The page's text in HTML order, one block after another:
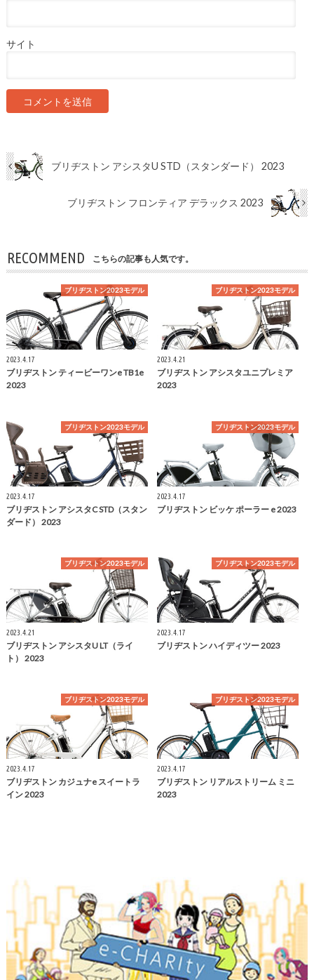
サイト
ブリヂストン アシスタU STD（スタンダード） 2023
ブリヂストン フロンティア デラックス 2023
RECOMMEND こちらの記事も人気です。
ブリヂストン2023モデル
2023.4.17
ブリヂストン ティービーワンe TB1e
2023
ブリヂストン2023モデル
2023.4.21
ブリヂストン アシスタユニプレミア
2023
ブリヂストン2023モデル
2023.4.17
ブリヂストン アシスタC STD（スタン
ダード） 2023
ブリヂストン2023モデル
2023.4.17
ブリヂストン ビッケ ポーラー e 2023
ブリヂストン2023モデル
2023.4.21
ブリヂストン アシスタU LT（ライ
ト） 2023
ブリヂストン2023モデル
2023.4.17
ブリヂストン ハイディツー 2023
ブリヂストン2023モデル
2023.4.17
ブリヂストン カジュナe スイートラ
イン 2023
ブリヂストン2023モデル
2023.4.17
ブリヂストン リアルストリーム ミニ
2023